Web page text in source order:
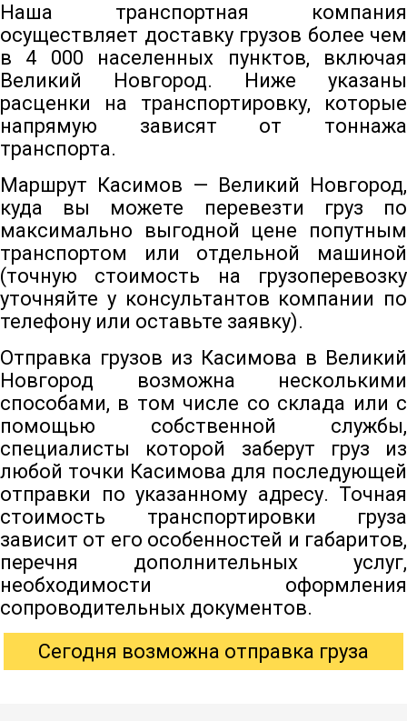
Наша транспортная компания
осуществляет доставку грузов более чем
в 4 000 населенных пунктов, включая
Великий Новгород. Ниже указаны
расценки на транспортировку, которые
напрямую зависят от тоннажа
транспорта.
Маршрут Касимов — Великий Новгород,
куда вы можете перевезти груз по
максимально выгодной цене попутным
транспортом или отдельной машиной
(точную стоимость на грузоперевозку
уточняйте у консультантов компании по
телефону или оставьте заявку).
Отправка грузов из Касимова в Великий
Новгород возможна несколькими
способами, в том числе со склада или с
помощью собственной службы,
специалисты которой заберут груз из
любой точки Касимова для последующей
отправки по указанному адресу. Точная
стоимость транспортировки груза
зависит от его особенностей и габаритов,
перечня дополнительных услуг,
необходимости оформления
сопроводительных документов.
Сегодня возможна отправка груза